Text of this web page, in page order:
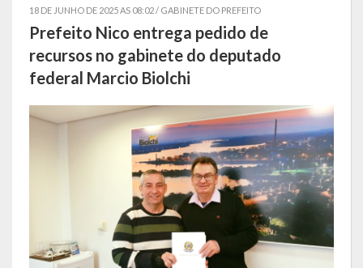
Símbolos
Telefones Úteis
Secretarias
Estrutura organizacional
Educação, Cultura, Desporto e Turismo
Sala Multidisciplinar Saber Mais
18 DE JUNHO DE 2025 AS 08:02 / GABINETE DO PREFEITO
Prefeito Nico entrega pedido de
recursos no gabinete do deputado
federal Marcio Biolchi